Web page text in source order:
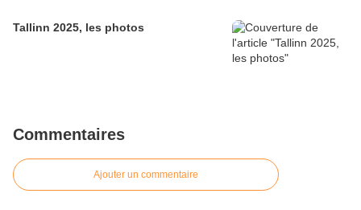
Tallinn 2025, les photos
Commentaires
Ajouter un commentaire